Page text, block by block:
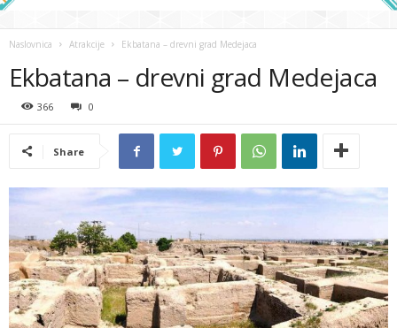
Naslovnica Atrakcije Ekbatana – drevni grad Medejaca
Ekbatana – drevni grad Medejaca
366 0
Share